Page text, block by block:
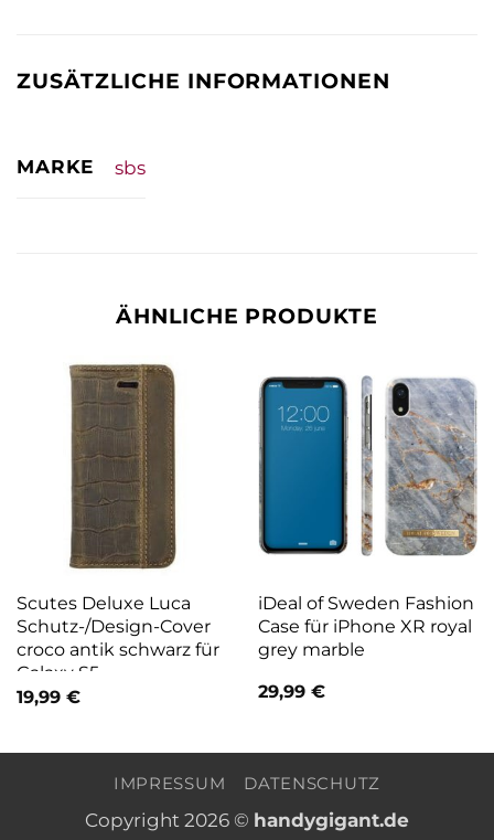
ZUSÄTZLICHE INFORMATIONEN
MARKE sbs
ÄHNLICHE PRODUKTE
Scutes Deluxe Luca
Schutz-/Design-Cover
croco antik schwarz für
Galaxy S5
19,99 €
iDeal of Sweden Fashion
Case für iPhone XR royal
grey marble
29,99 €
IMPRESSUM DATENSCHUTZ
Copyright 2026 © handygigant.de